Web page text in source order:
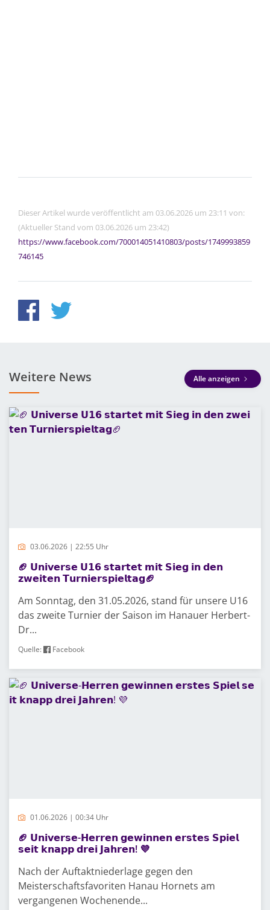
Dieser Artikel wurde veröffentlicht am 03.06.2026 um 23:11 von:
(Aktueller Stand vom 03.06.2026 um 23:42)
https://www.facebook.com/700014051410803/posts/1749993859
746145
Weitere News Alle anzeigen
03.06.2026 | 22:55 Uhr
🏈 𝗨𝗻𝗶𝘃𝗲𝗿𝘀𝗲 𝗨𝟭𝟲 𝘀𝘁𝗮𝗿𝘁𝗲𝘁 𝗺𝗶𝘁 𝗦𝗶𝗲𝗴 𝗶𝗻 𝗱𝗲𝗻
𝘇𝘄𝗲𝗶𝘁𝗲𝗻 𝗧𝘂𝗿𝗻𝗶𝗲𝗿𝘀𝗽𝗶𝗲𝗹𝘁𝗮𝗴🏈
Am Sonntag, den 31.05.2026, stand für unsere U16
das zweite Turnier der Saison im Hanauer Herbert-
Dr...
Quelle: Facebook
01.06.2026 | 00:34 Uhr
🏈 𝗨𝗻𝗶𝘃𝗲𝗿𝘀𝗲-𝗛𝗲𝗿𝗿𝗲𝗻 𝗴𝗲𝘄𝗶𝗻𝗻𝗲𝗻 𝗲𝗿𝘀𝘁𝗲𝘀 𝗦𝗽𝗶𝗲𝗹
𝘀𝗲𝗶𝘁 𝗸𝗻𝗮𝗽𝗽 𝗱𝗿𝗲𝗶 𝗝𝗮𝗵𝗿𝗲𝗻! 💜
Nach der Auftaktniederlage gegen den
Meisterschaftsfavoriten Hanau Hornets am
vergangenen Wochenende...